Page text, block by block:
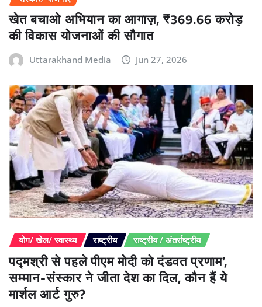
खेत बचाओ अभियान का आगाज़, ₹369.66 करोड़
की विकास योजनाओं की सौगात
Uttarakhand Media Jun 27, 2026
योग/ खेल/ स्वास्थ्य राष्ट्रीय राष्ट्रीय / अंतर्राष्ट्रीय
पद्मश्री से पहले पीएम मोदी को दंडवत प्रणाम’,
सम्मान-संस्कार ने जीता देश का दिल, कौन हैं ये
मार्शल आर्ट गुरु?